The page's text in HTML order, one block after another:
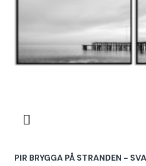
PIR BRYGGA PÅ STRANDEN -